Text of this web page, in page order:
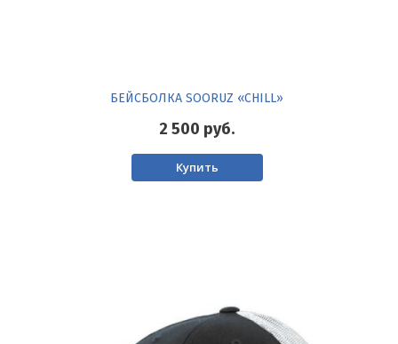
БЕЙСБОЛКА SOORUZ «CHILL»
2 500 руб.
Купить